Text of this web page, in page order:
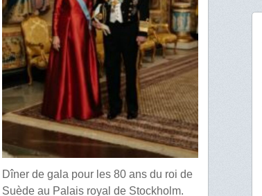
Dîner de gala pour les 80 ans du roi de
Suède au Palais royal de Stockholm.